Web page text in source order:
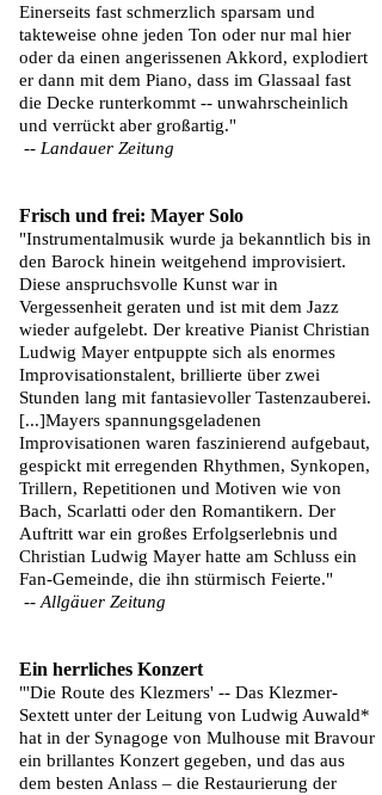
Einerseits fast schmerzlich sparsam und
takteweise ohne jeden Ton oder nur mal hier
oder da einen angerissenen Akkord, explodiert
er dann mit dem Piano, dass im Glassaal fast
die Decke runterkommt -- unwahrscheinlich
und verrückt aber großartig."
-- Landauer Zeitung
Frisch und frei: Mayer Solo
"Instrumentalmusik wurde ja bekanntlich bis in
den Barock hinein weitgehend improvisiert.
Diese anspruchsvolle Kunst war in
Vergessenheit geraten und ist mit dem Jazz
wieder aufgelebt. Der kreative Pianist Christian
Ludwig Mayer entpuppte sich als enormes
Improvisationstalent, brillierte über zwei
Stunden lang mit fantasievoller Tastenzauberei.
[...]Mayers spannungsgeladenen
Improvisationen waren faszinierend aufgebaut,
gespickt mit erregenden Rhythmen, Synkopen,
Trillern, Repetitionen und Motiven wie von
Bach, Scarlatti oder den Romantikern. Der
Auftritt war ein großes Erfolgserlebnis und
Christian Ludwig Mayer hatte am Schluss ein
Fan-Gemeinde, die ihn stürmisch Feierte."
-- Allgäuer Zeitung
Ein herrliches Konzert
"'Die Route des Klezmers' -- Das Klezmer-
Sextett unter der Leitung von Ludwig Auwald*
hat in der Synagoge von Mulhouse mit Bravour
ein brillantes Konzert gegeben, und das aus
dem besten Anlass – die Restaurierung der